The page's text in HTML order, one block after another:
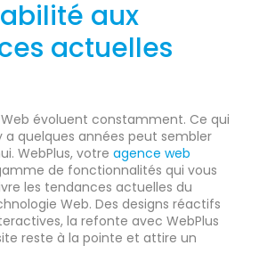
aux
actuelles
évoluent constamment. Ce qui
a quelques années peut sembler
WebPlus, votre agence web
de fonctionnalités qui vous
les tendances actuelles du
Web. Des designs réactifs
la refonte avec WebPlus
reste à la pointe et attire un